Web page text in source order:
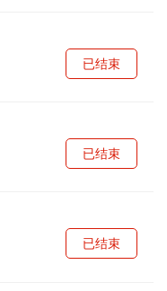
已结束
已结束
已结束